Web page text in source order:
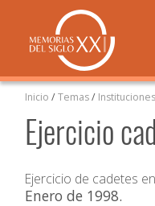
Inicio /Temas/
Ejercicio
Ejercicio de cadetes
Enero de 1998.